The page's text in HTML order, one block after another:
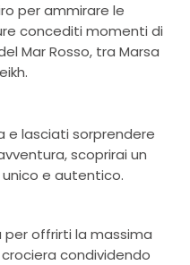
per ammirare le
concediti momenti di
Mar Rosso, tra Marsa
e lasciati sorprendere
scoprirai un
e autentico.
per offrirti la massima
condividendo